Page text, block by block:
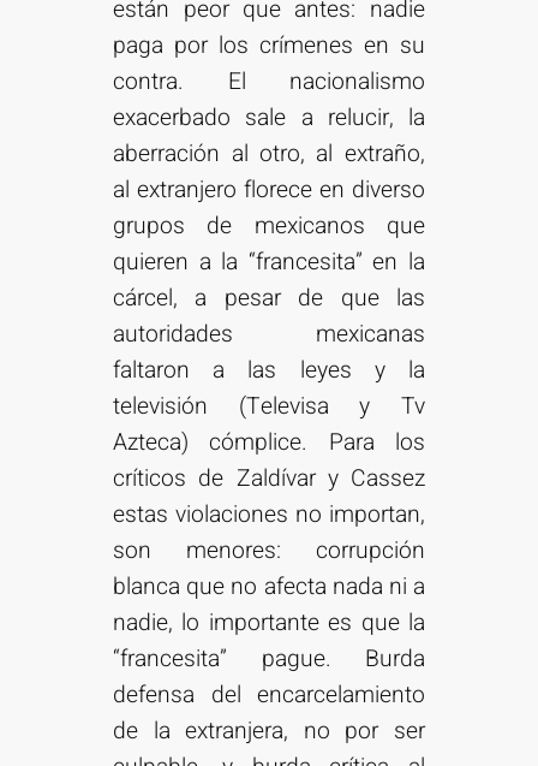
están peor que antes: nadie
paga por los crímenes en su
contra. El nacionalismo
exacerbado sale a relucir, la
aberración al otro, al extraño,
al extranjero florece en diverso
grupos de mexicanos que
quieren a la “francesita” en la
cárcel, a pesar de que las
autoridades mexicanas
faltaron a las leyes y la
televisión (Televisa y Tv
Azteca) cómplice. Para los
críticos de Zaldívar y Cassez
estas violaciones no importan,
son menores: corrupción
blanca que no afecta nada ni a
nadie, lo importante es que la
“francesita” pague. Burda
defensa del encarcelamiento
de la extranjera, no por ser